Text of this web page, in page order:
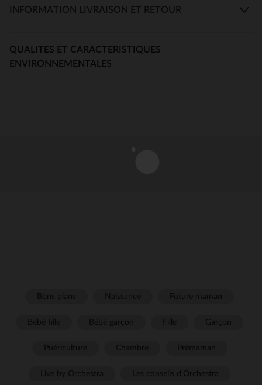
INFORMATION LIVRAISON ET RETOUR
QUALITES ET CARACTERISTIQUES
ENVIRONNEMENTALES